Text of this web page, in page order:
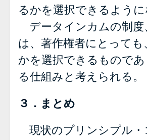
るかを選択できるよう
データインカムの制度
は、著作権者にとって
かを選択できるもので
る仕組みと考えられる。
３．まとめ
現状のプリンシプル・